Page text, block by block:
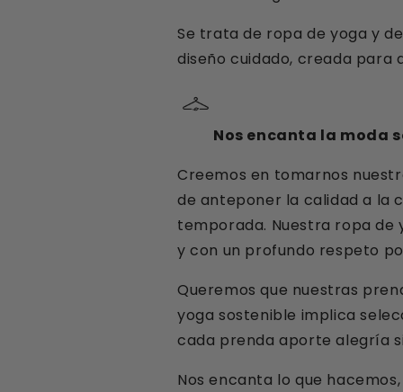
Se trata de ropa de yoga y
diseño cuidado, creada para
Nos encanta la moda
Creemos en tomarnos
de anteponer la calidad a la
temporada. Nuestra ropa de
y con un profundo respeto
Queremos que nuestras
yoga sostenible implica
cada prenda aporte alegría
Nos encanta lo que